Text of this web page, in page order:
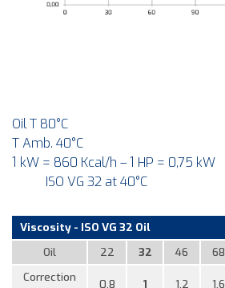
Oil T 80°C
T Amb. 40°C
1 kW = 860 Kcal/h – 1 HP = 0,75 kW
ISO VG 32 at 40°C
Viscosity - ISO VG 32 Oil
Oil
22 32 46 68
Correction
0,8 1 1,2 1,6